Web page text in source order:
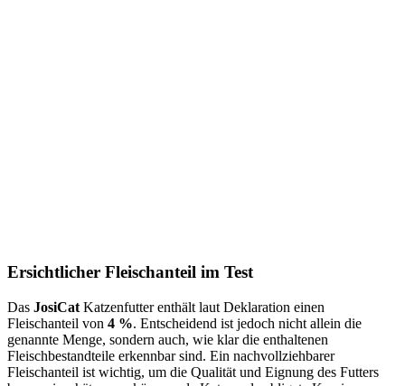
Ersichtlicher Fleischanteil im Test
Das JosiCat Katzenfutter enthält laut Deklaration einen
Fleischanteil von 4 %. Entscheidend ist jedoch nicht allein die
genannte Menge, sondern auch, wie klar die enthaltenen
Fleischbestandteile erkennbar sind. Ein nachvollziehbarer
Fleischanteil ist wichtig, um die Qualität und Eignung des Futters